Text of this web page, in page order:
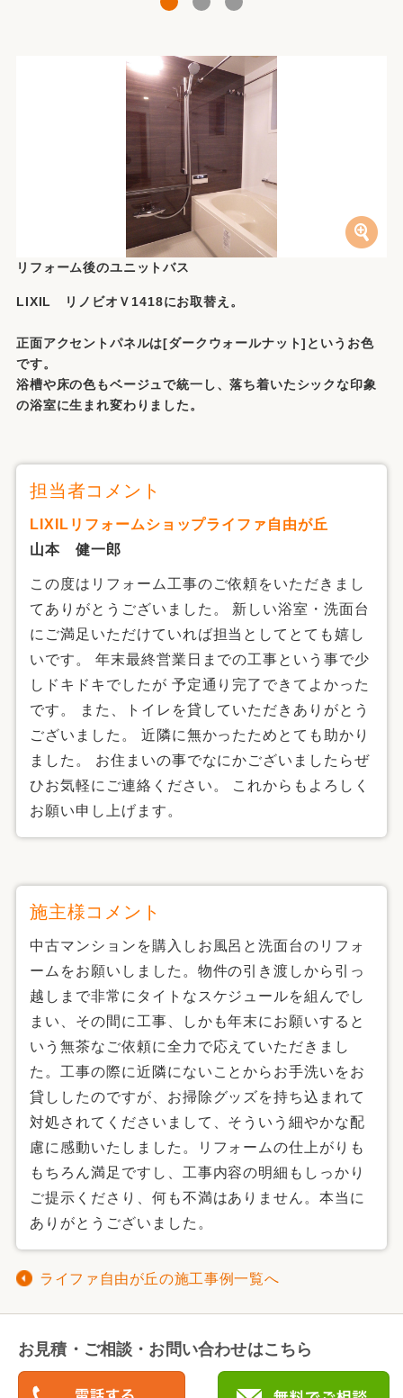
リフォーム後のユニットバス
LIXIL リノビオＶ1418にお取替え。
正面アクセントパネルは[ダークウォールナット]というお色
です。
浴槽や床の色もベージュで統一し、落ち着いたシックな印象
の浴室に生まれ変わりました。
担当者コメント
LIXILリフォームショップライファ自由が丘
山本 健一郎
この度はリフォーム工事のご依頼をいただきまし
てありがとうございました。 新しい浴室・洗面台
にご満足いただけていれば担当としてとても嬉し
いです。 年末最終営業日までの工事という事で少
しドキドキでしたが 予定通り完了できてよかった
です。 また、トイレを貸していただきありがとう
ございました。 近隣に無かったためとても助かり
ました。 お住まいの事でなにかございましたらぜ
ひお気軽にご連絡ください。 これからもよろしく
お願い申し上げます。
施主様コメント
中古マンションを購入しお風呂と洗面台のリフォ
ームをお願いしました。物件の引き渡しから引っ
越しまで非常にタイトなスケジュールを組んでし
まい、その間に工事、しかも年末にお願いすると
いう無茶なご依頼に全力で応えていただきまし
た。工事の際に近隣にないことからお手洗いをお
貸ししたのですが、お掃除グッズを持ち込まれて
対処されてくださいまして、そういう細やかな配
慮に感動いたしました。リフォームの仕上がりも
もちろん満足ですし、工事内容の明細もしっかり
ご提示くださり、何も不満はありません。本当に
ありがとうございました。
ライファ自由が丘の施工事例一覧へ
お見積・ご相談・お問い合わせはこちら